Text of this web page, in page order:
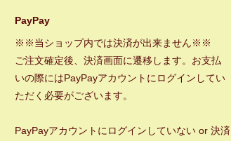
PayPay
※※当ショップ内では決済が出来ません※※
ご注文確定後、決済画面に遷移します。お支払
いの際にはPayPayアカウントにログインしてい
ただく必要がございます。
PayPayアカウントにログインしていない or 決済